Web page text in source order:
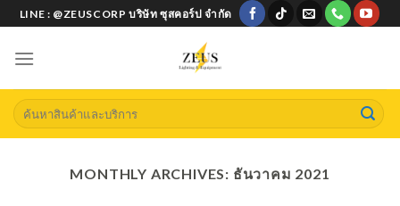
Skip
to
content
LINE : @ZEUSCORP บริษัท ซุสคอร์ป จำกัด
Search
for:
MONTHLY ARCHIVES: ธันวาคม 2021